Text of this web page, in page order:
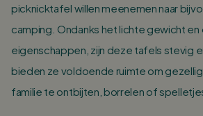
picknicktafel willen meenemen naar
camping. Ondanks het lichte gewicht
eigenschappen, zijn deze tafels stevig
bieden ze voldoende ruimte om
familie te ontbijten, borrelen of